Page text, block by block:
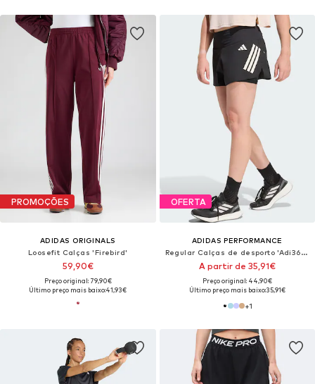
PROMOÇÕES
ADIDAS ORIGINALS
Loosefit Calças 'Firebird'
59,90€
Preço original: 79,90€
Último preço mais baixo:41,93€
OFERTA
ADIDAS PERFORMANCE
Regular Calças de desporto 'Adi365 Formotion'
A partir de 35,91€
Preço original: 44,90€
Último preço mais baixo:35,91€
+1